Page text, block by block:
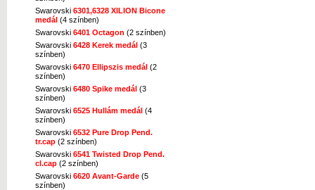
Swarovski 6301,6328 XILION Bicone
medál (4 színben)
Swarovski 6401 Octagon (2 színben)
Swarovski 6428 Kerek medál (3
színben)
Swarovski 6470 Ellipszis medál (2
színben)
Swarovski 6480 Spike medál (3
színben)
Swarovski 6525 Hullám medál (4
színben)
Swarovski 6532 Pure Drop Pend.
tr.cap (2 színben)
Swarovski 6541 Twisted Drop Pend.
cl.cap (2 színben)
Swarovski 6620 Avant-Garde (5
színben)